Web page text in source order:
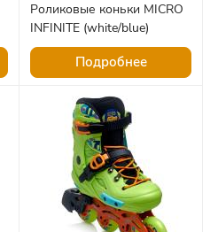
Роликовые коньки MICRO
INFINITE (white/blue)
Подробнее